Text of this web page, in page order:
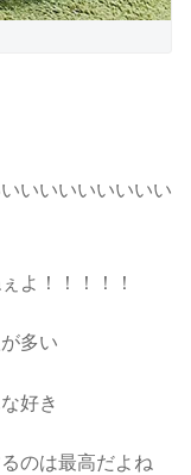
いいいいいいいい
よ！！！！！
多い
好き
のは最高だよね